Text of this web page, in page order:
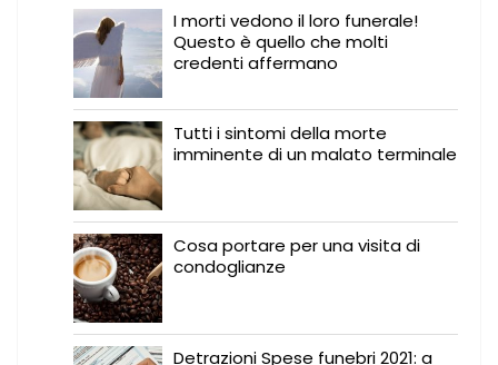
I morti vedono il loro funerale!
Questo è quello che molti
credenti affermano
Tutti i sintomi della morte
imminente di un malato terminale
Cosa portare per una visita di
condoglianze
Detrazioni Spese funebri 2021: a